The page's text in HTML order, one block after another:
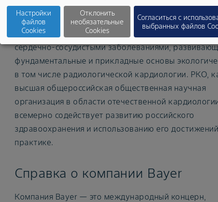
также специалистов, участвующих в разработке
медицинской техники, лекарственных средств
профилактики, лечения и реабилитации больных
сердечно-сосудистыми заболеваниями,
фундаментальные и прикладные основы
в том числе радиологической кардиологии. РКО,
высшая общероссийская общественная научная
организация в области отечественной
всемерно содействует развитию российского
здравоохранения и использованию его
практике.
Справка о компании Bayer
Компания Bayer — это международный концерн,
Настройки
файлов
Cookies
Отклонить
необязательные
Cookies
Согласиться с
выбранных файлов